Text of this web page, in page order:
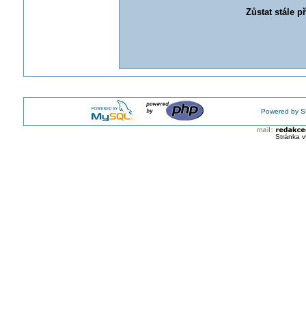
Zůstat stále
Powered by
Stránka